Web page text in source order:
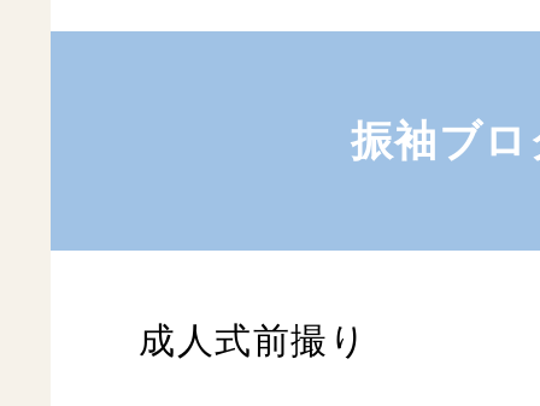
振袖ブロ
成人式前撮り